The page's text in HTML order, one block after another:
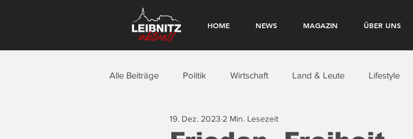
HOME NEWS MAGAZIN ÜBER UNS
Alle Beiträge Politik Wirtschaft Land & Leute Lifestyle
19. Dez. 2023 2 Min. Lesezeit